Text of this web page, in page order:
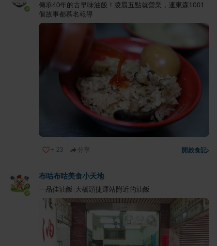
傳承40年的古早味油飯！凌晨五點就營業，連東森1001
個故事都慕名報導
+ 23 分享 開啟食記›
布咕布咕美食小天地
一品佳油飯-大橋頭捷運站附近的油飯